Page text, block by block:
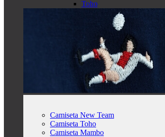
Toho
Camiseta New Team
Camiseta Toho
Camiseta Mambo